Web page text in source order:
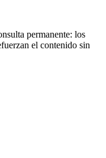
permanente: los
el contenido sin